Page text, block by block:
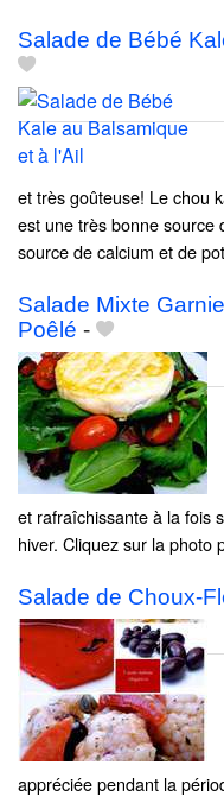
Salade de Bébé
et très goûteuse! Le chou
est une très bonne source
source de calcium et de
Salade Mixte
Poêlé -
et rafraîchissante à la fois
hiver. Cliquez sur la photo
Salade de Choux-
appréciée pendant la